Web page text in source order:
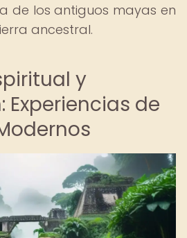
de los antiguos mayas en
ancestral.
y
Experiencias de